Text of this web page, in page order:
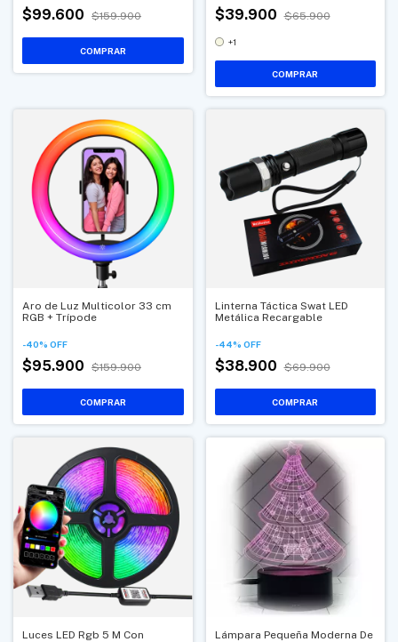
$99.600 $159.900 $39.900 $65.900
+1
COMPRAR
Aro de Luz Multicolor 33 cm
RGB + Trípode
-40% OFF
$95.900 $159.900
Linterna Táctica Swat LED
Metálica Recargable
-44% OFF
$38.900 $69.900
Luces LED Rgb 5 M Con
Lámpara Pequeña Moderna De